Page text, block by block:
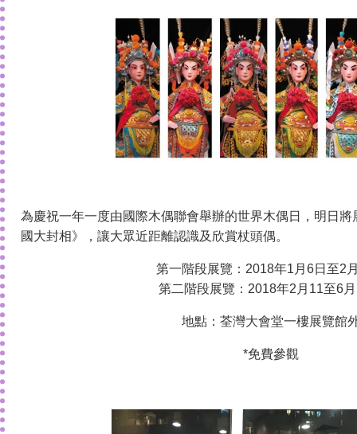
為慶祝一年一度由國際木偶聯會舉辦的世界木偶日，明日
國大封相》，讓大眾近距離認識及欣賞杖頭偶。
第一階段展覽： 2018年1 月 6日至2
第二階段展覽： 2018年2 月 11至6月
地點：荃灣大會堂一樓展覽館
*免費參觀